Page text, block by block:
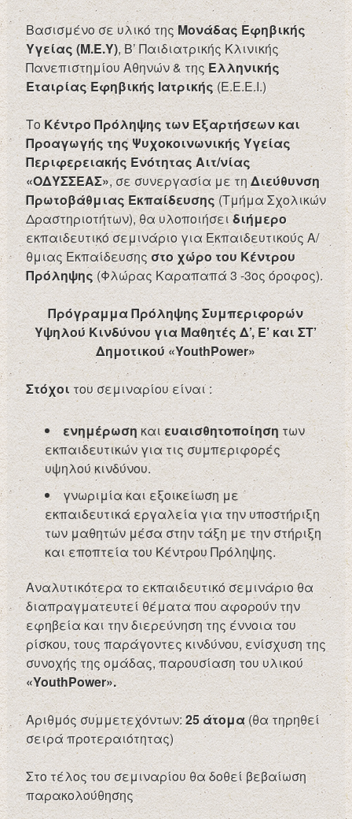
Βασισμένο σε υλικό τηςΜονάδας Εφηβικής
Υγείας (Μ.Ε.Υ), Β’ Παιδιατρικής Κλινικής
Πανεπιστημίου Αθηνών & τηςΕλληνικής
Εταιρίας Εφηβικής Ιατρικής(Ε.Ε.Ε.Ι.)
ΤοΚέντρο Πρόληψης των Εξαρτήσεων και
Προαγωγής της Ψυχοκοινωνικής Υγείας
Περιφερειακής Ενότητας Αιτ/νίας
«ΟΔΥΣΣΕΑΣ», σε συνεργασία με τηΔιεύθυνση
Πρωτοβάθμιας Εκπαίδευσης(Τμήμα Σχολικών
Δραστηριοτήτων), θα υλοποιήσειδιήμερο
εκπαιδευτικό σεμινάριο για Εκπαιδευτικούς Α/
θμιας Εκπαίδευσηςστο χώρο του Κέντρου
Πρόληψης(Φλώρας Καραπαπά 3 -3ος όροφος).
Πρόγραμμα Πρόληψης Συμπεριφορών
Υψηλού Κινδύνου για Μαθητές Δ’, Ε’ και ΣΤ’
Δημοτικού «YouthPower»
Στόχοιτου σεμιναρίου είναι :
ενημέρωσηκαιευαισθητοποίησητων
εκπαιδευτικών για τις συμπεριφορές
υψηλού κινδύνου.
γνωριμία και εξοικείωση με
εκπαιδευτικά εργαλεία για την υποστήριξη
των μαθητών μέσα στην τάξη με την στήριξη
και εποπτεία του Κέντρου Πρόληψης.
Αναλυτικότερα το εκπαιδευτικό σεμινάριο θα
διαπραγματευτεί θέματα που αφορούν την
εφηβεία και την διερεύνηση της έννοια του
ρίσκου, τους παράγοντες κινδύνου, ενίσχυση της
συνοχής της ομάδας, παρουσίαση του υλικού
«YouthPower».
Αριθμός συμμετεχόντων:25 άτομα(θα τηρηθεί
σειρά προτεραιότητας)
Στο τέλος του σεμιναρίου θα δοθεί βεβαίωση
παρακολούθησης